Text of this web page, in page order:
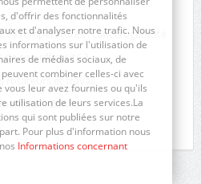
températures : cancérogénicité
de son efficacité ?
rotateurs et travail
: DSM 5
d'offrir des fonctionnalités
et d'analyser notre trafic. Nous
informations sur l'utilisation de
de médias sociaux, de
combiner celles-ci avec
leur avez fournies ou qu'ils
utilisation de leurs services.La
qui sont publiées sur notre
Pour plus d'information nous
Informations concernant